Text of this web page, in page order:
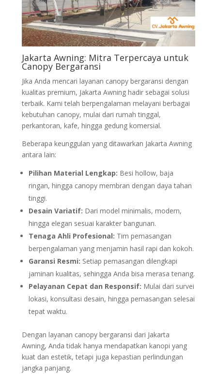
Jakarta Awning: Mitra Terpercaya untuk
Canopy Bergaransi
Jika Anda mencari layanan canopy bergaransi dengan
kualitas premium, Jakarta Awning hadir sebagai solusi
terbaik. Kami telah berpengalaman melayani berbagai
kebutuhan canopy, mulai dari rumah tinggal,
perkantoran, kafe, hingga gedung komersial.
Beberapa keunggulan yang ditawarkan Jakarta Awning
antara lain:
Pilihan Material Lengkap: Besi hollow, baja
ringan, hingga canopy membran dengan daya tahan
tinggi.
Desain Variatif: Dari model minimalis, modern,
hingga elegan sesuai karakter bangunan.
Tenaga Ahli Profesional: Tim pemasangan
berpengalaman yang menjamin hasil rapi dan kokoh.
Garansi Resmi: Setiap pemasangan dilengkapi
jaminan kualitas, sehingga Anda bisa merasa tenang.
Pelayanan Cepat dan Responsif: Mulai dari survei
lokasi, konsultasi desain, hingga pemasangan selesai
tepat waktu.
Dengan layanan canopy bergaransi dari Jakarta
Awning, Anda tidak hanya mendapatkan kanopi yang
kuat dan estetik, tetapi juga kepastian perlindungan
jangka panjang.